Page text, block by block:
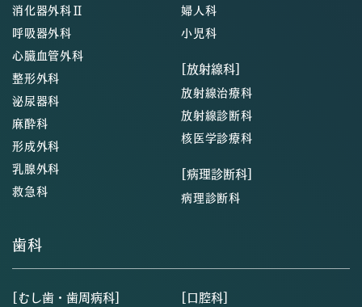
消化器外科Ⅱ
呼吸器外科
心臓血管外科
整形外科
泌尿器科
麻酔科
形成外科
乳腺外科
救急科
婦人科
小児科
[放射線科]
放射線治療科
放射線診断科
核医学診療科
[病理診断科]
病理診断科
歯科
[むし歯・歯周病科] [口腔科]